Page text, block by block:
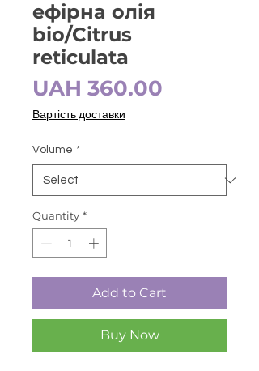
ефірна олія
bio/Citrus
reticulata
UAH 360.00
Вартість доставки
Volume *
Quantity *
Add to Cart
Buy Now